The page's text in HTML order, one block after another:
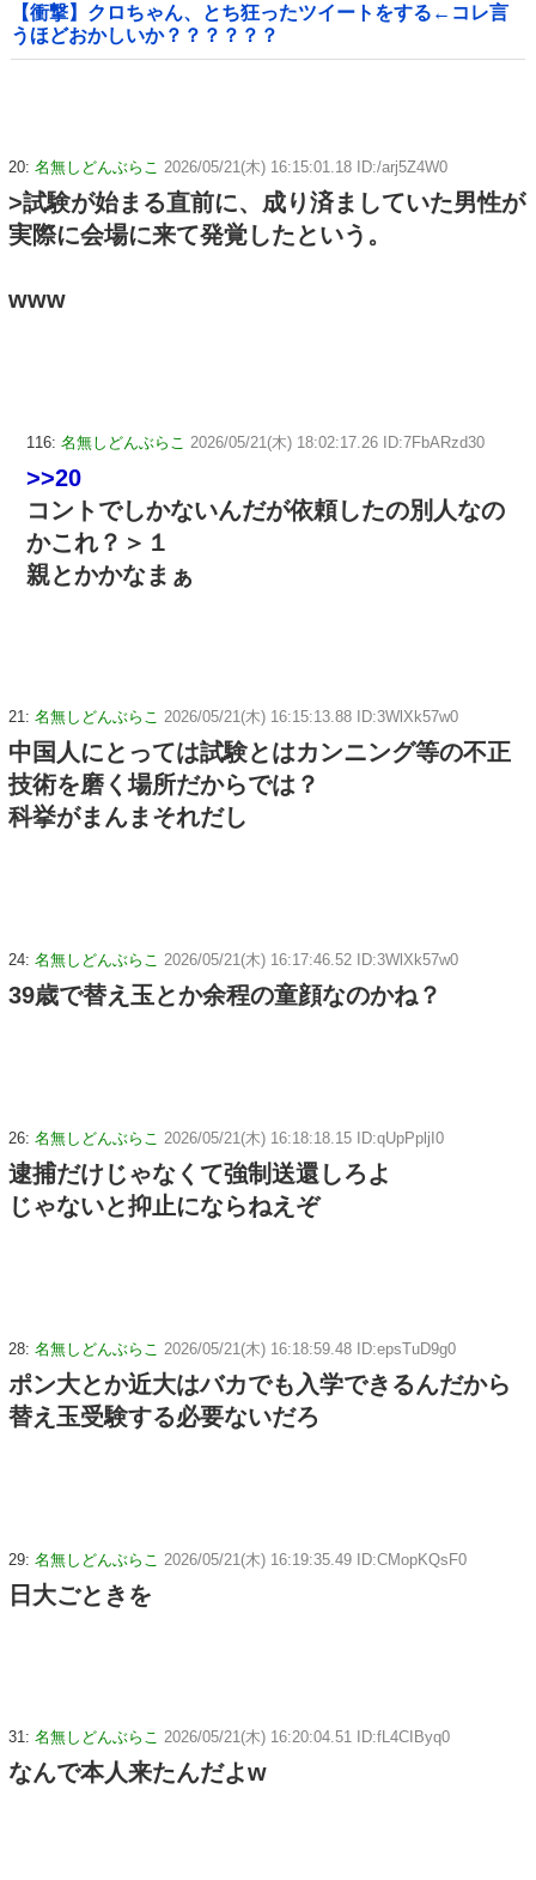
【衝撃】クロちゃん、とち狂ったツイートをする←コレ言
うほどおかしいか？？？？？？
20: 名無しどんぶらこ 2026/05/21(木) 16:15:01.18 ID:/arj5Z4W0
>試験が始まる直前に、成り済ましていた男性が
実際に会場に来て発覚したという。
www
116: 名無しどんぶらこ 2026/05/21(木) 18:02:17.26 ID:7FbARzd30
>>20
コントでしかないんだが依頼したの別人なの
かこれ？＞１
親とかかなまぁ
21: 名無しどんぶらこ 2026/05/21(木) 16:15:13.88 ID:3WlXk57w0
中国人にとっては試験とはカンニング等の不正
技術を磨く場所だからでは？
科挙がまんまそれだし
24: 名無しどんぶらこ 2026/05/21(木) 16:17:46.52 ID:3WlXk57w0
39歳で替え玉とか余程の童顔なのかね？
26: 名無しどんぶらこ 2026/05/21(木) 16:18:18.15 ID:qUpPpljI0
逮捕だけじゃなくて強制送還しろよ
じゃないと抑止にならねえぞ
28: 名無しどんぶらこ 2026/05/21(木) 16:18:59.48 ID:epsTuD9g0
ポン大とか近大はバカでも入学できるんだから
替え玉受験する必要ないだろ
29: 名無しどんぶらこ 2026/05/21(木) 16:19:35.49 ID:CMopKQsF0
日大ごときを
31: 名無しどんぶらこ 2026/05/21(木) 16:20:04.51 ID:fL4CIByq0
なんで本人来たんだよw